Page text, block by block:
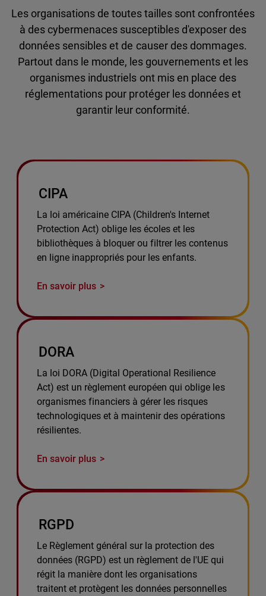
Les organisations de toutes tailles sont confrontées
à des cybermenaces susceptibles d'exposer des
données sensibles et de causer des dommages.
Partout dans le monde, les gouvernements et les
organismes industriels ont mis en place des
réglementations pour protéger les données et
garantir leur conformité.
CIPA
La loi américaine CIPA (Children's Internet
Protection Act) oblige les écoles et les
bibliothèques à bloquer ou filtrer les contenus
en ligne inappropriés pour les enfants.
En savoir plus
DORA
La loi DORA (Digital Operational Resilience
Act) est un règlement européen qui oblige les
organismes financiers à gérer les risques
technologiques et à maintenir des opérations
résilientes.
En savoir plus
RGPD
Le Règlement général sur la protection des
données (RGPD) est un règlement de l'UE qui
régit la manière dont les organisations
traitent et protègent les données personnelles